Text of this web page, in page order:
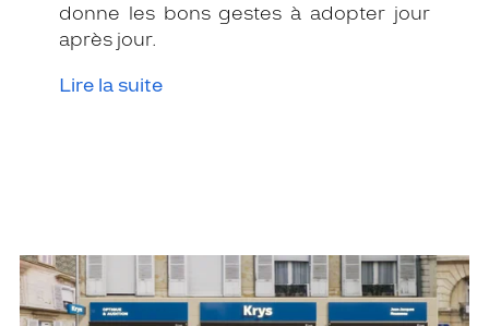
donne les bons gestes à adopter jour
après jour.
Lire la suite